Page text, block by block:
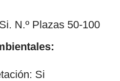
N.º Plazas 50-100
Si